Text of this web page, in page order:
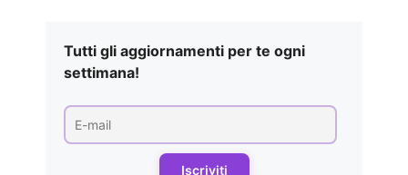
Tutti gli aggiornamenti per te ogni
settimana!